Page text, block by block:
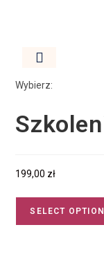
Wybierz:
199,00 zł
SELECT